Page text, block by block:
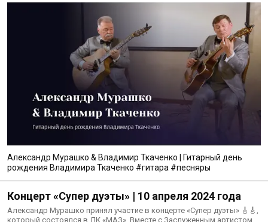
Александр Мурашко & Владимир Ткаченко | Гитарный день
рождения Владимира Ткаченко #гитара #песняры
Концерт «Супер дуэты» | 10 апреля 2024 года
Александр Мурашко принял участие в концерте «Супер дуэты» 🎸🎸,
который состоялся в ДК «МАЗ». Вместе с Заслуженным артистом